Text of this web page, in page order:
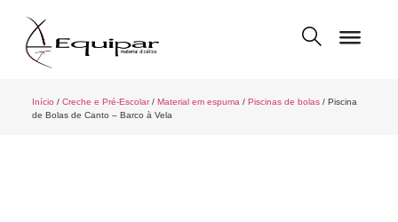
Início / Creche e Pré-Escolar/ Material em espuma / Piscinas de bolas/ Piscina
de Bolas de Canto – Barco à Vela